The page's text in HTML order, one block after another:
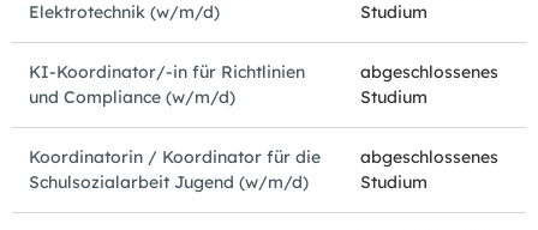
Elektrotechnik (w/m/d)
Studium
KI-Koordinator/-in für Richtlinien
und Compliance (w/m/d)
abgeschlossenes
Studium
Koordinatorin / Koordinator für die
Schulsozialarbeit Jugend (w/m/d)
abgeschlossenes
Studium